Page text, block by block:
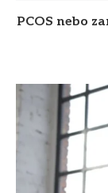
PCOS nebo